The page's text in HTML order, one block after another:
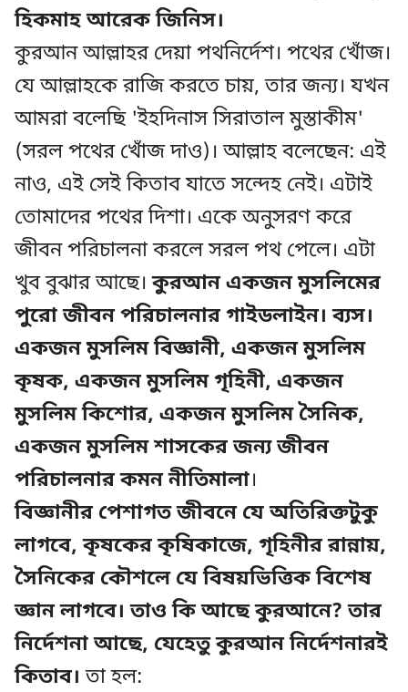
হিকমাহ আরেক জিনিস।
কুরআন আল্লাহর দেয়া পথনির্দেশ। পথের খোঁজ।
যে আল্লাহকে রাজি করতে চায়, তার জন্য। যখন
আমরা বলেছি 'ইহদিনাস সিরাতাল মুস্তাকীম'
(সরল পথের খোঁজ দাও)। আল্লাহ বলেছেন: এই
নাও, এই সেই কিতাব যাতে সন্দেহ নেই। এটাই
তোমাদের পথের দিশা। একে অনুসরণ করে
জীবন পরিচালনা করলে সরল পথ পেলে। এটা
খুব বুঝার আছে।কুরআন একজন মুসলিমের
পুরো জীবন পরিচালনার গাইডলাইন। ব্যস।
একজন মুসলিম বিজ্ঞানী, একজন মুসলিম
কৃষক, একজন মুসলিম গৃহিনী, একজন
মুসলিম কিশোর, একজন মুসলিম সৈনিক,
একজন মুসলিম শাসকের জন্য জীবন
পরিচালনার কমন নীতিমালা।
বিজ্ঞানীর পেশাগত জীবনে যে অতিরিক্তটুকু
লাগবে, কৃষকের কৃষিকাজে, গৃহিনীর রান্নায়,
সৈনিকের কৌশলে যে বিষয়ভিত্তিক বিশেষ
জ্ঞান লাগবে। তাও কি আছে কুরআনে? তার
নির্দেশনা আছে, যেহেতু কুরআন নির্দেশনারই
কিতাব।তা হল: